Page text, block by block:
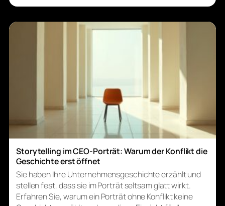
Storytelling im CEO-Porträt: Warum der Konflikt die
Geschichte erst öffnet
Sie haben Ihre Unternehmensgeschichte erzählt und
stellen fest, dass sie im Porträt seltsam glatt wirkt.
Erfahren Sie, warum ein Porträt ohne Konflikt keine